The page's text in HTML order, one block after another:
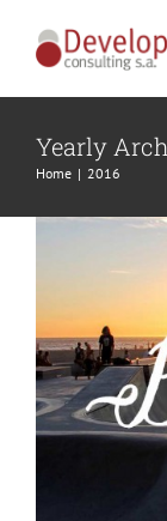
Yearly
Home 2016